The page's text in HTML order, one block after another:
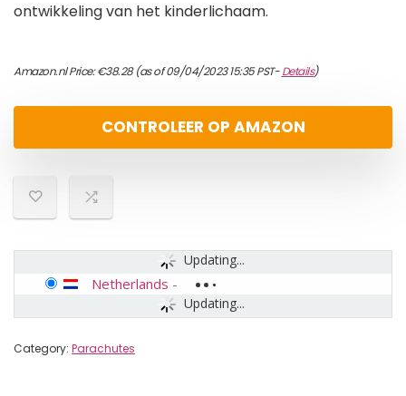
ontwikkeling van het kinderlichaam.
Amazon.nl Price:€38.28(as of 09/04/2023 15:35 PST-Details)
CONTROLEER OP AMAZON
Updating...
Updating...
Netherlands -
Category: Parachutes